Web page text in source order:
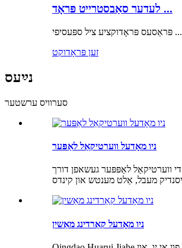
לעדער סאַבסטרייט פּראָד ...
פּראַסעס פּראָדוקציע ציל ספּעסיפי ...
זען פּראָדוקט
נײַעס
סערוויס ערשטער
ניו מאָדעל ווערטיקאַל לאַפּער
די ווערטיקאַל לאַפּפּער געשאפן דורך Qingdao Huarui Jiahe Machinery Co., Ltd. האט אַ הויך שעם אין די אינדוסטריע. די ווערטיקאַל לאַפּפּער געניצט אין ניט-וואָווען פאַבריקס האט אַ ברייט קייט פון
ניו מאָדעל קאַרדינג מאַשין